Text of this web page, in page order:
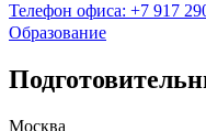
Телефон офиса: +7 917
Образование
Москва